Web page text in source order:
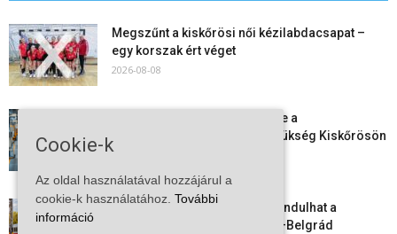
Megszűnt a kiskőrösi női kézilabdacsapat –
egy korszak ért véget
2026-08-08
Aktuális állásajánlatok: ezekre a
munkavállalókra van most szükség Kiskőrösön
és a...
Vitézy Dávid: már ősszel újraindulhat a
személyszállítás a Budapest–Belgrád
Cookie-k
Az oldal használatával hozzájárul a
cookie-k használatához. További
információ